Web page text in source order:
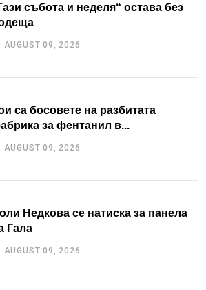
събота и неделя“ остава без
AUGUST 09, 2026
са босовете на разбитата
за фентанил в...
AUGUST 09, 2026
Недкова се натиска за панела
Гала
AUGUST 09, 2026